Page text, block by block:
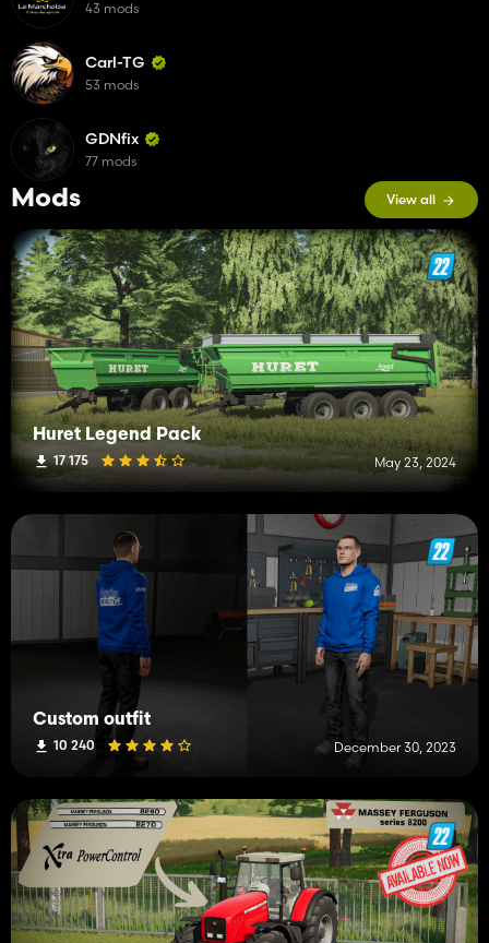
Mods View all
Huret Legend Pack
17 175 May 23, 2024
Custom outfit
10 240 December 30, 2023
43 mods
Carl-TG
53 mods
GDNfix
77 mods